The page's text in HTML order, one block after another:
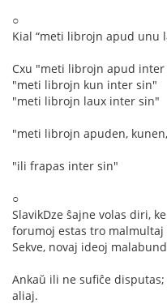
○
Kial “meti librojn apud unu
Cxu "meti librojn apud inter
"meti librojn kun inter sin"
"meti librojn laux inter sin"
"meti librojn apuden,
"ili frapas inter sin"
○
SlavikDze ŝajne volas diri,
forumoj estas tro
Sekve, novaj ideoj
Ankaŭ ili ne sufiĉe
aliaj.